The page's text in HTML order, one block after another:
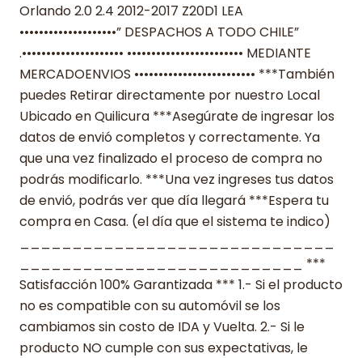
Orlando 2.0 2.4 2012-2017 Z20D1 LEA
••••••••••••••••••••” DESPACHOS A TODO CHILE”
.••••••••••••••••••••• •••••••••••••••••••••••• MEDIANTE
MERCADOENVIOS ••••••••••••••••••••••••• ***También
puedes Retirar directamente por nuestro Local
Ubicado en Quilicura ***Asegúrate de ingresar los
datos de envió completos y correctamente. Ya
que una vez finalizado el proceso de compra no
podrás modificarlo. ***Una vez ingreses tus datos
de envió, podrás ver que día llegará ***Espera tu
compra en Casa. (el día que el sistema te indico)
___________________________ ***
Satisfacción 100% Garantizada *** 1.- Si el producto
no es compatible con su automóvil se los
cambiamos sin costo de IDA y Vuelta. 2.- Si le
producto NO cumple con sus expectativas, le